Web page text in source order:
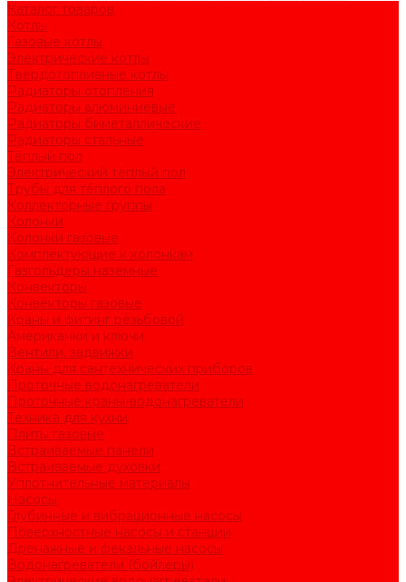
Каталог товаров
Котлы
Газовые котлы
Электрические котлы
Твердотопливные котлы
Радиаторы отопления
Радиаторы алюминиевые
Радиаторы биметаллические
Радиаторы стальные
Тёплый пол
Электрический тёплый пол
Трубы для тёплого пола
Коллекторные группы
Колонки
Колонки газовые
Комплектующие к колонкам
Газгольдеры наземные
Конвекторы
Конвекторы газовые
Краны и фитинг резьбовой
Американки и ключи
Вентили, задвижки
Краны для сантехнических приборов
Проточные водонагреватели
Проточные краны-водонагреватели
Техника для кухни
Плиты газовые
Встраиваемые панели
Встраиваемые духовки
Уплотнительные материалы
Насосы
Глубинные и вибрационные насосы
Поверхностные насосы и станции
Дренажные и фекальные насосы
Водонагреватели (бойлеры)